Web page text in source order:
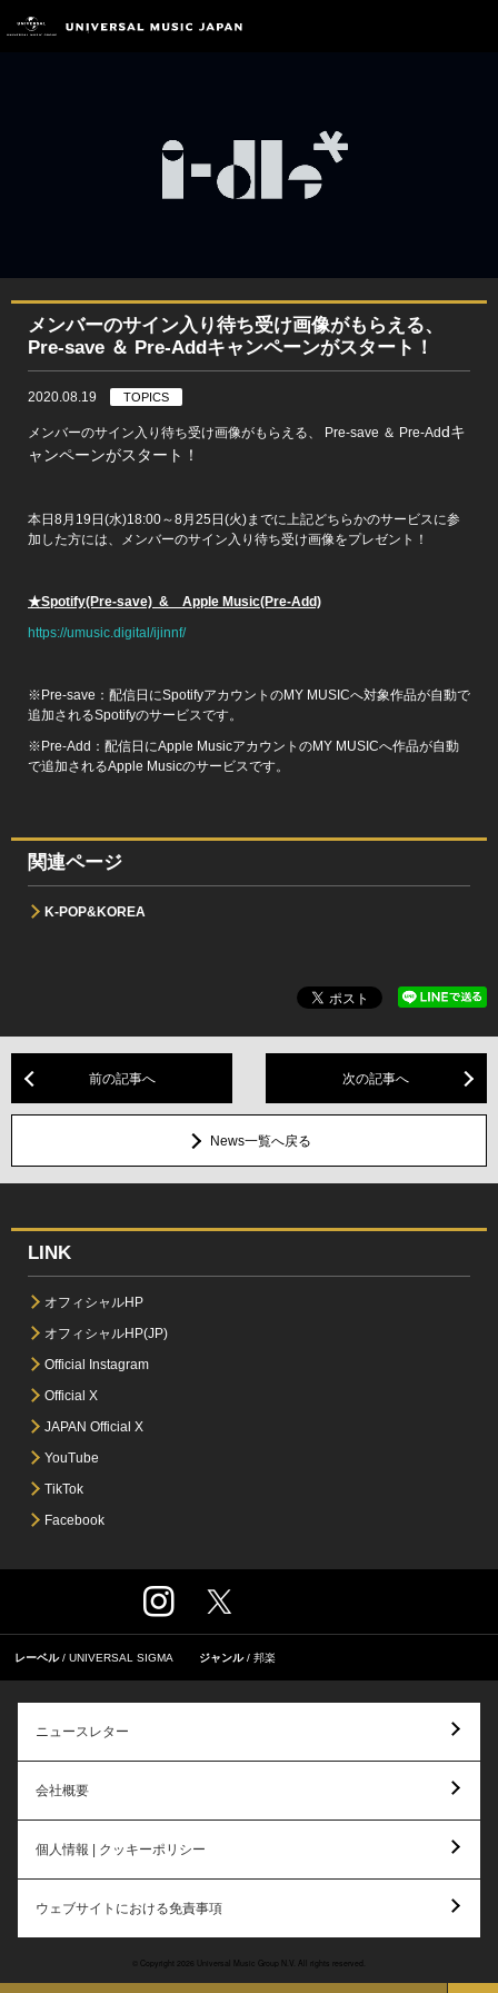
メンバーのサイン入り待ち受け画像がもらえる、
Pre-save ＆ Pre-Addキャンペーンがスタート！
2020.08.19 TOPICS
メンバーのサイン入り待ち受け画像がもらえる、 Pre-save ＆ Pre-Addキ
ャンペーンがスタート！
本日8月19日(水)18:00～8月25日(火)までに上記どちらかのサービスに参
加した方には、メンバーのサイン入り待ち受け画像をプレゼント！
★Spotify(Pre-save) & Apple Music(Pre-Add)
https://umusic.digital/ijinnf/
※Pre-save：配信日にSpotifyアカウントのMY MUSICへ対象作品が自動で
追加されるSpotifyのサービスです。
※Pre-Add：配信日にApple MusicアカウントのMY MUSICへ作品が自動
で追加されるApple Musicのサービスです。
関連ページ
K-POP&KOREA
前の記事へ 次の記事へ
News一覧へ戻る
LINK
オフィシャルHP
オフィシャルHP(JP)
Official Instagram
Official X
JAPAN Official X
YouTube
TikTok
Facebook
レーベル UNIVERSAL SIGMA ジャンル 邦楽
ニュースレター
会社概要
個人情報 | クッキーポリシー
ウェブサイトにおける免責事項
© Copyright 2026 Universal Music Group N.V. All rights reserved.